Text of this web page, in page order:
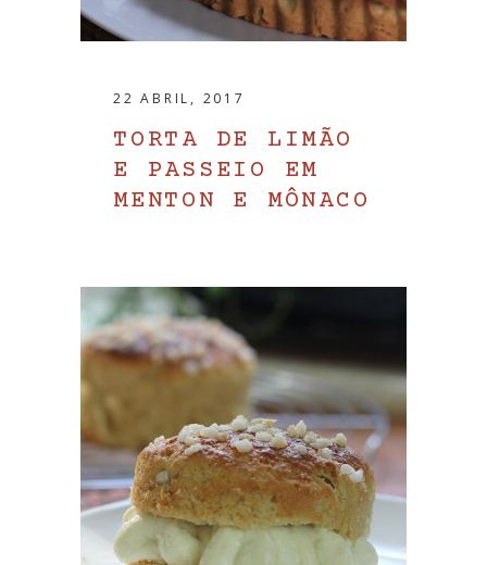
22 ABRIL, 2017
TORTA DE LIMÃO
E PASSEIO EM
MENTON E MÔNACO